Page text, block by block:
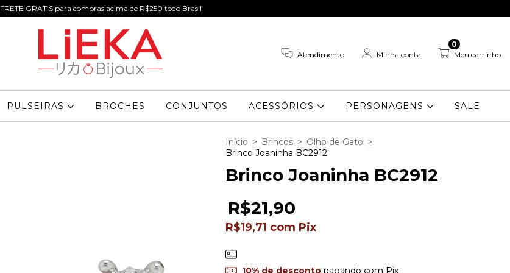
FRETE GRÁTIS para compras acima de R$250 todo Brasil
Atendimento Minha conta Meu carrinho
0
PULSEIRAS BROCHES CONJUNTOS ACESSÓRIOS PERSONAGENS SALE
Início > Brincos > Olho de Gato >
Brinco Joaninha BC2912
Brinco Joaninha BC2912
R$21,90
R$19,71 com Pix
10% de descontopagando com Pix